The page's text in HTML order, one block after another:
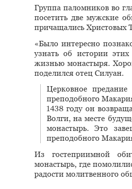
Группа паломников во
посетить две мужские
причащались Христовых
«Было интересно
узнать об истории
жизнью монастыря.
поделился отец Силуан.
Церковное
преподобного
1438 году он
Волги, на месте
монастырь. Это
преподобного
Из гостеприимной
монастырь, где
радости молитвенного